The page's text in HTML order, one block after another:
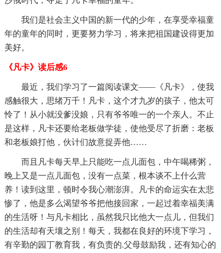
我们是社会主义中国的新一代的少年，在享受幸福童
年的童年的同时，更要努力学习，将来把祖国建设得更加
美好。
《凡卡》读后感6
最近，我们学习了一篇阅读课文――《凡卡》，使我
感触很大，思绪万千！凡卡，这个才九岁的孩子，他太可
怜了！从小就没爹没娘，只有爷爷唯一的一个亲人。不止
是这样，凡卡还要给老板做学徒，使他受尽了折磨：老板
和老板娘打他，伙计们故意捉弄他……
而且凡卡每天早上只能吃一点儿面包，中午喝稀粥，
晚上又是一点儿面包，没有一点菜，根本谈不上什么营
养！读到这里，顿时令我心潮澎湃。凡卡的命运实在太悲
惨了，他是多么渴望爷爷把他接回家，一起过着幸福美满
的生活呀！与凡卡相比，虽然我只比他大一点儿，但我们
的生活却有天壤之别！每天，我都在良好的环境下学习，
有辛勤的园丁教育我，有负责的.父母鼓励我，还有知心的